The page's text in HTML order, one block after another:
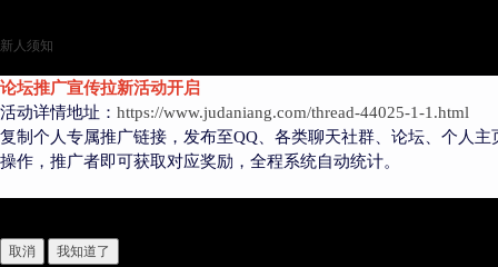
新人须知
论坛推广宣传拉新活动开启
活动详情地址： https://www.judaniang.com/thread-44025-1-1.html
复制个人专属推广链接，发布至QQ、各类聊天社群、论坛、个人
操作，推广者即可获取对应奖励，全程系统自动统计。
取消 我知道了